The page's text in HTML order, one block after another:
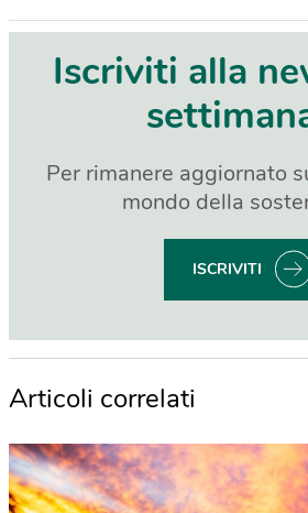
Iscriviti alla
Per rimanere aggiornato
mondo della
ISCRIVITI
Articoli correlati